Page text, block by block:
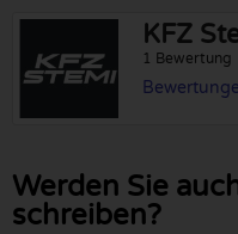
KFZ
1 Bewertung
Werden Sie
schreiben?